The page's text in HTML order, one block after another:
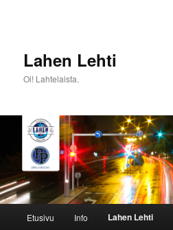
Lahen Lehti
Oi! Lahtelaista.
Etusivu Info Lahen Lehti